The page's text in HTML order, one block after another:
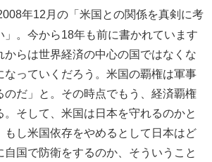
年12月の「米国との関係を真剣に考
」。今から18年も前に書かれています
からは世界経済の中心の国ではなくな
なっていくだろう。米国の覇権は軍事
のだ」と。その時点でもう、経済覇権
。そして、米国は日本を守れるのかと
もし米国依存をやめるとして日本はど
自国で防衛をするのか、そういうこと